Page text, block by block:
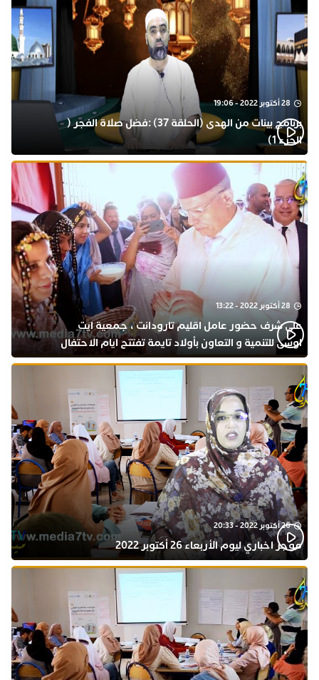
28 أكتوبر 2022 - 19:06
برنامج بينات من الهدى (الحلقة 37) :فضل صلاة الفجر (
الجزء 1)
28 أكتوبر 2022 - 13:22
على شرف حضور عامل اقليم تارودانت ، جمعية ايت
اوسى للتنمية و التعاون بأولاد تايمة تفتتح ايام الاحتفال
بذكرى المولد النبوي
26 أكتوبر 2022 - 20:33
موجز اخباري ليوم الأربعاء 26 أكتوبر 2022